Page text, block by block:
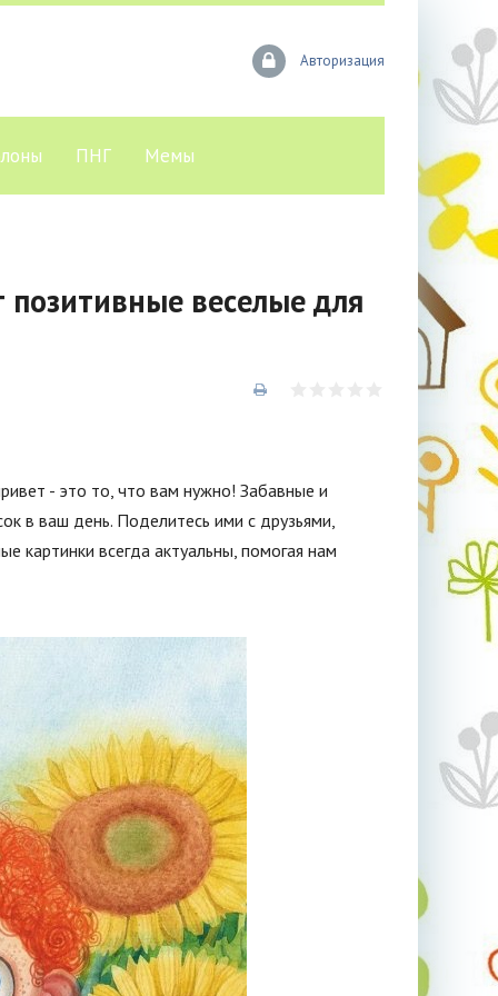
Авторизация
ПНГ Мемы
веселые для
- это то, что вам нужно! Забавные и
в ваш день. Поделитесь ими с друзьями,
картинки всегда актуальны, помогая нам